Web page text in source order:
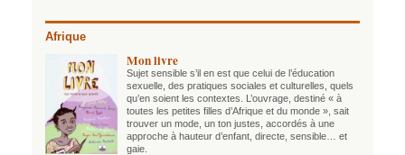
Afrique
Mon livre
Sujet sensible s’il en est que celui de l’éducation
sexuelle, des pratiques sociales et culturelles, quels
qu’en soient les contextes. L’ouvrage, destiné « à
toutes les petites filles d’Afrique et du monde », sait
trouver un mode, un ton justes, accordés à une
approche à hauteur d’enfant, directe, sensible… et
gaie.